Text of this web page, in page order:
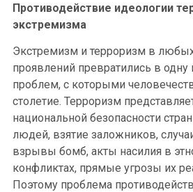
Противодействие идеологии
экстремизма
Экстремизм и терроризм в
проявлений превратились в
проблем, с которыми
столетие. Терроризм
национальной безопасности
людей, взятие заложников,
взрывы бомб, акты насилия в
конфликтах, прямые угрозы их
Поэтому проблема